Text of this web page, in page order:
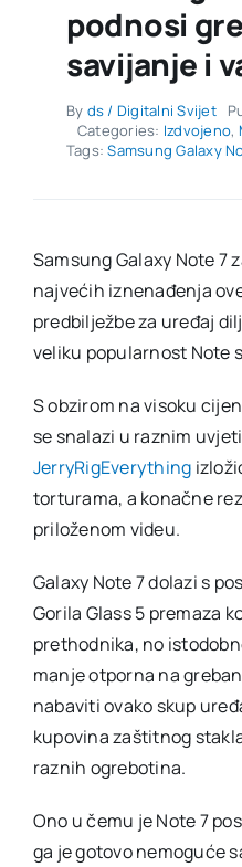
podnosi
savijanje i
By ds / Digitalni Svijet
Categories: Izdvojeno,
Tags:Samsung Galaxy
Samsung Galaxy Note 7
najvećih iznenađenja
predbilježbe za uređaj
veliku popularnost Note
S obzirom na visoku
se snalazi u raznim
JerryRigEverything
torturama, a konačne
priloženom videu.
Galaxy Note 7 dolazi s
Gorila Glass 5 premaza
prethodnika, no
manje otporna na
nabaviti ovako skup
kupovina zaštitnog
raznih ogrebotina.
Ono u čemu je Note 7
ga je gotovo nemoguće